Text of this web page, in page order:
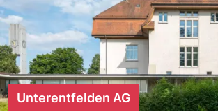
Unterentfelden AG